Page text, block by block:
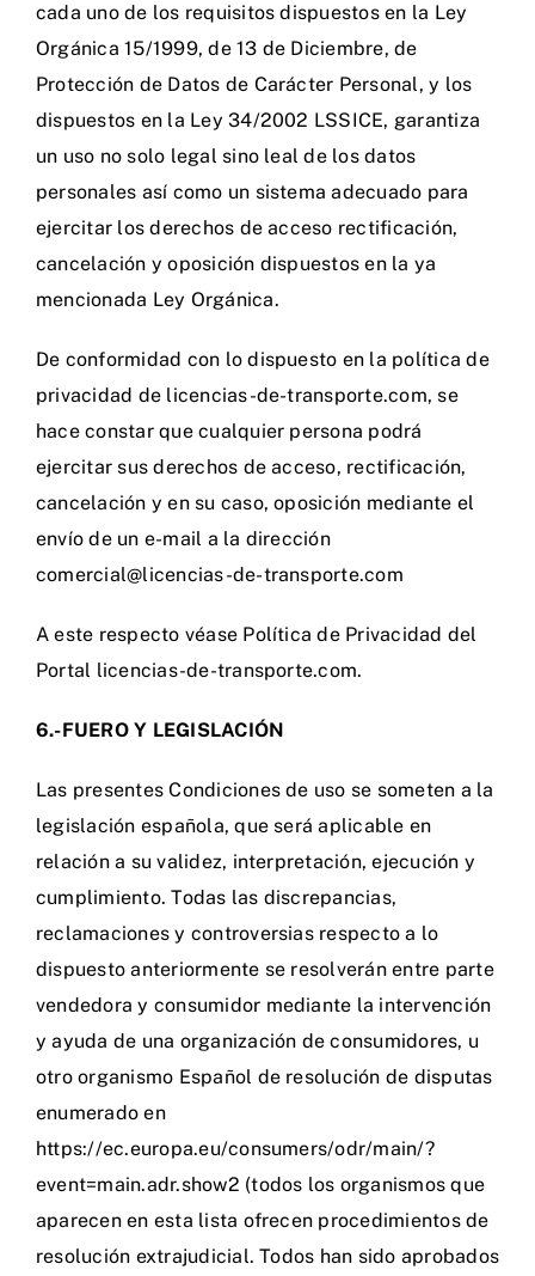
cada uno de los requisitos dispuestos en la Ley
Orgánica 15/1999, de 13 de Diciembre, de
Protección de Datos de Carácter Personal, y los
dispuestos en la Ley 34/2002 LSSICE, garantiza
un uso no solo legal sino leal de los datos
personales así como un sistema adecuado para
ejercitar los derechos de acceso rectificación,
cancelación y oposición dispuestos en la ya
mencionada Ley Orgánica.
De conformidad con lo dispuesto en la política de
privacidad de licencias-de-transporte.com, se
hace constar que cualquier persona podrá
ejercitar sus derechos de acceso, rectificación,
cancelación y en su caso, oposición mediante el
envío de un e-mail a la dirección
comercial@licencias-de-transporte.com
A este respecto véase Política de Privacidad del
Portal licencias-de-transporte.com.
6.-FUERO Y LEGISLACIÓN
Las presentes Condiciones de uso se someten a la
legislación española, que será aplicable en
relación a su validez, interpretación, ejecución y
cumplimiento. Todas las discrepancias,
reclamaciones y controversias respecto a lo
dispuesto anteriormente se resolverán entre parte
vendedora y consumidor mediante la intervención
y ayuda de una organización de consumidores, u
otro organismo Español de resolución de disputas
enumerado en
https://ec.europa.eu/consumers/odr/main/?
event=main.adr.show2 (todos los organismos que
aparecen en esta lista ofrecen procedimientos de
resolución extrajudicial. Todos han sido aprobados